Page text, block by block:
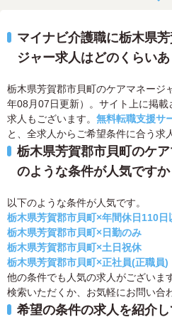
マイナビ介護職に栃木県
ジャー求人はどのくらいあ
栃木県芳賀郡市貝町のケアマネージ
年08月07日更新）。サイト上に掲
求人もございます。 無料転職支援サ
と、全求人からご希望条件に合う求
栃木県芳賀郡市貝町のケ
のような条件が人気ですか
以下のような条件が人気です。
栃木県芳賀郡市貝町×年間休日110日
栃木県芳賀郡市貝町×日勤のみ
栃木県芳賀郡市貝町×土日祝休
栃木県芳賀郡市貝町×正社員(正職員)
他の条件でも人気の求人がございま
検索いただくか、お気軽にお問い合
希望の条件の求人を紹介